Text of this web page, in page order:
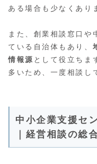
ある場合も少なくあり
また、創業相談窓口や
ている自治体もあり、
情報源 として役立ちま
多いため、一度相談し
中小企業支援セ
｜経営相談の総